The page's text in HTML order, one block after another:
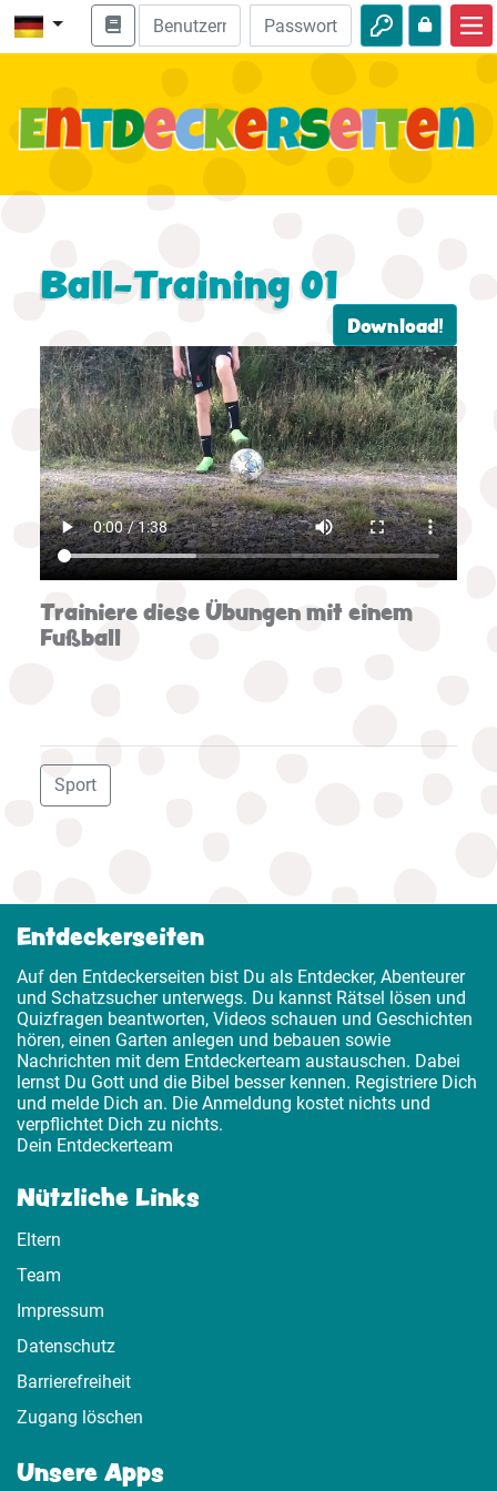
Bibel entdecken
Natur
Abenteuer
Freizeit
Ball-Training 01
Download!
Trainiere diese Übungen mit einem
Fußball
Sport
Entdeckerseiten
Auf den Entdeckerseiten bist Du als Entdecker, Abenteurer
und Schatzsucher unterwegs. Du kannst Rätsel lösen und
Quizfragen beantworten, Videos schauen und Geschichten
hören, einen Garten anlegen und bebauen sowie
Nachrichten mit dem Entdeckerteam austauschen. Dabei
lernst Du Gott und die Bibel besser kennen. Registriere Dich
und melde Dich an. Die Anmeldung kostet nichts und
verpflichtet Dich zu nichts.
Dein Entdeckerteam
Nützliche Links
Eltern
Team
Impressum
Datenschutz
Barrierefreiheit
Zugang löschen
Unsere Apps